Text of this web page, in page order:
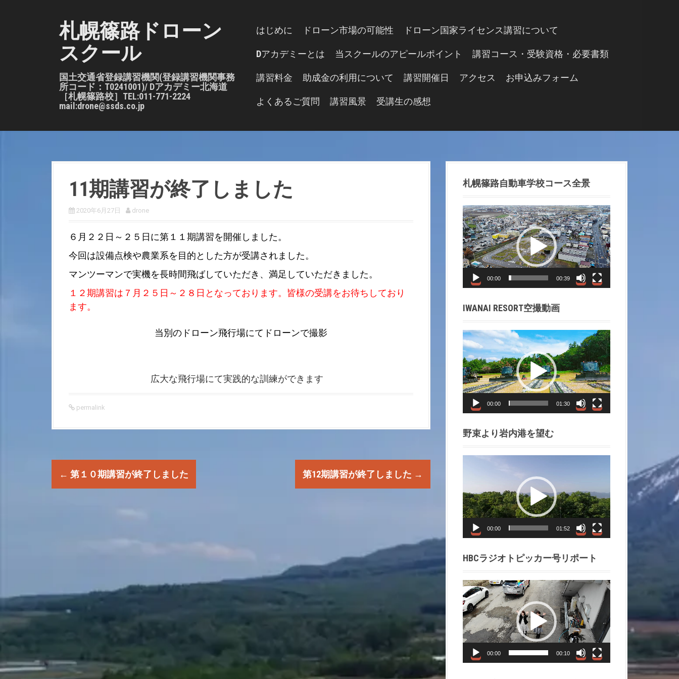
t
札幌篠路ドローン
スクール
国土交通省登録講習機関(登録講習機関事務
所コード：T0241001)/ Dアカデミー北海道
［札幌篠路校］TEL:011-771-2224
mail:drone@ssds.co.jp
はじめに ドローン市場の可能性 ドローン国家ライセンス講習について
Dアカデミーとは 当スクールのアピールポイント 講習コース・受験資格・必要書類
講習料金 助成金の利用について 講習開催日 アクセス お申込みフォーム
よくあるご質問 講習風景 受講生の感想
11期講習が終了しました
2020年6月27日 drone
６月２２日～２５日に第１１期講習を開催しました。
今回は設備点検や農業系を目的とした方が受講されました。
マンツーマンで実機を長時間飛ばしていただき、満足していただきました。
１２期講習は７月２５日～２８日となっております。皆様の受講をお待ちしており
ます。
当別のドローン飛行場にてドローンで撮影
広大な飛行場にて実践的な訓練ができます
permalink
P
o
v
a
← 第１０期講習が終了しました 第12期講習が終了しました →
札幌篠路自動車学校コース全景
動
画
プ
レ
ー
ヤ
00:00 00:39
IWANAI RESORT空撮動画
動
画
プ
レ
ー
ヤ
00:00 01:30
野束より岩内港を望む
レ
ー
ヤ
00:00 01:52
HBCラジオトピッカー号リポート
動
画
プ
レ
ー
ヤ
00:00 00:10